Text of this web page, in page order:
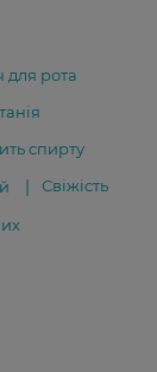
для рота
спирту
Свіжість